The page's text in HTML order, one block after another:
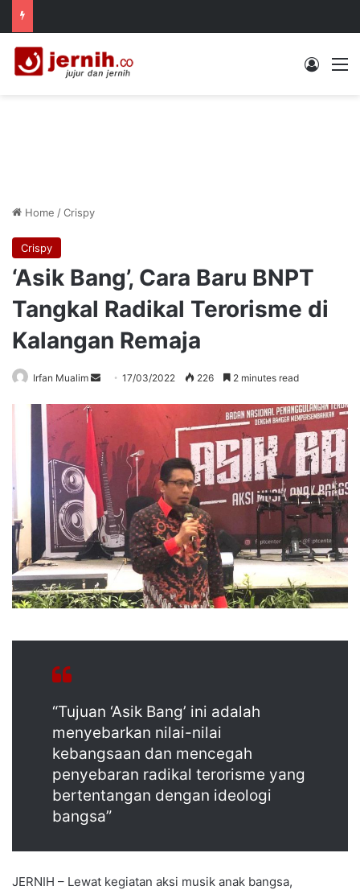
Log In
Home /Crispy
Crispy
‘Asik Bang’, Cara Baru BNPT
Tangkal Radikal Terorisme di
Kalangan Remaja
Irfan Mualim
Send
email
17/03/2022 226 2 minutes read
“Tujuan ‘Asik Bang’ ini adalah
menyebarkan nilai-nilai
kebangsaan dan mencegah
penyebaran radikal terorisme yang
bertentangan dengan ideologi
bangsa”
JERNIH – Lewat kegiatan aksi musik anak bangsa,